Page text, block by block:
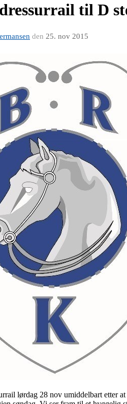
til D
den 25. nov 2015
lørdag 28 nov umiddelbart etter